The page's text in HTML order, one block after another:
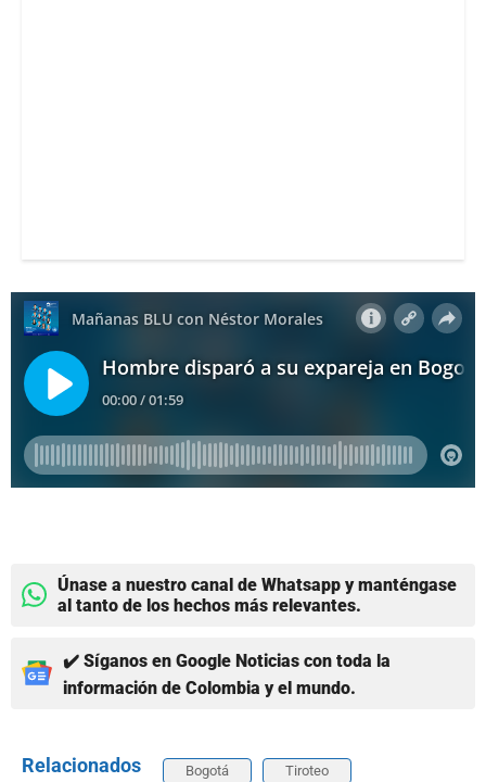
Únase a nuestro canal de Whatsapp y manténgase
al tanto de los hechos más relevantes.
✔️ Síganos en Google Noticias con toda la
información de Colombia y el mundo.
Relacionados Bogotá Tiroteo